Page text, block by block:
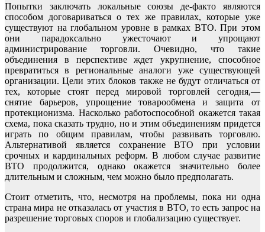
Попытки заключать локальные союзы де-факто являются
способом договариваться о тех же правилах, которые уже
существуют на глобальном уровне в рамках ВТО. При этом
они парадоксально ужесточают и упрощают
администрирование торговли. Очевидно, что такие
объединения в перспективе ждет укрупнение, способное
превратиться в региональные аналоги уже существующей
организации. Цели этих блоков также не будут отличаться от
тех, которые стоят перед мировой торговлей сегодня,—
снятие барьеров, упрощение товарообмена и защита от
протекционизма. Насколько работоспособной окажется такая
схема, пока сказать трудно, но и этим объединениям придется
играть по общим правилам, чтобы развивать торговлю.
Альтернативой является сохранение ВТО при условии
срочных и кардинальных реформ. В любом случае развитие
ВТО продолжится, однако окажется значительно более
длительным и сложным, чем можно было предполагать.
Стоит отметить, что, несмотря на проблемы, пока ни одна
страна мира не отказалась от участия в ВТО, то есть запрос на
разрешение торговых споров и глобализацию существует.